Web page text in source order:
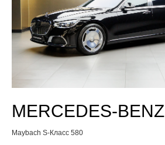
MERCEDES-BENZ
Maybach S-Класс 580